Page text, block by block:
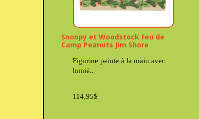
Snoopy et Woodstock Feu de
Camp Peanuts Jim Shore
Figurine peinte à la main avec
lumiè..
114,95$